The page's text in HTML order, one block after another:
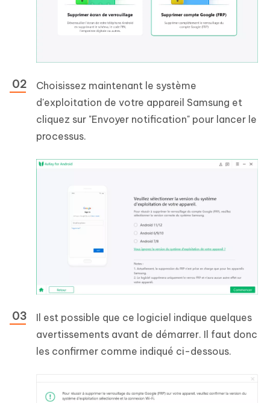
Choisissez maintenant le système
d'exploitation de votre appareil Samsung et
cliquez sur "Envoyer notification" pour lancer le
processus.
Il est possible que ce logiciel indique quelques
avertissements avant de démarrer. Il faut donc
les confirmer comme indiqué ci-dessous.